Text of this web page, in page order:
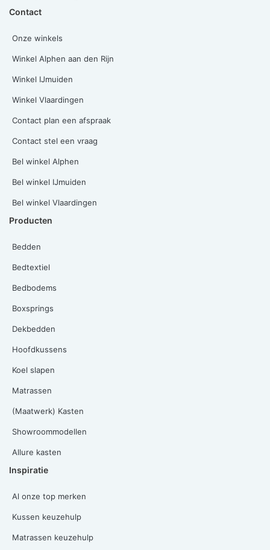
Contact
Onze winkels
Winkel Alphen aan den Rijn
Winkel IJmuiden
Winkel Vlaardingen
Contact plan een afspraak
Contact stel een vraag
Bel winkel Alphen
Bel winkel IJmuiden
Bel winkel Vlaardingen
Producten
Bedden
Bedtextiel
Bedbodems
Boxsprings
Dekbedden
Hoofdkussens
Koel slapen
Matrassen
(Maatwerk) Kasten
Showroommodellen
Allure kasten
Inspiratie
Al onze top merken
Kussen keuzehulp
Matrassen keuzehulp